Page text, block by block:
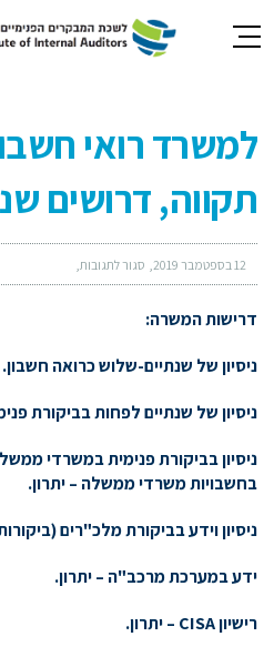
דף
אינטרנט,
אנטר
לעבור
לאזור
למשרד רואי
תקווה, דרושים
12 בספטמבר 2019 סגור לתגובות
דרישות המשרה:
ניסיון של שנתיים-שלוש כרואה חשבון.
ניסיון של שנתיים לפחות בביקורת
ניסיון בביקורת פנימית במשרדי
בחשבויות משרדי ממשלה – יתרון.
ניסיון וידע בביקורת מלכ"רים
ידע במערכת מרכב"ה – יתרון.
רישיוןCISA – יתרון.